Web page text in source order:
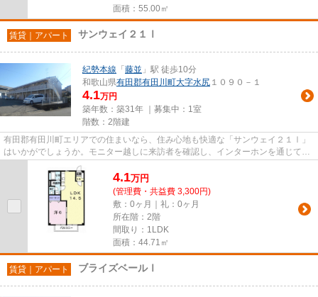
面積：55.00㎡
賃貸｜アパート サンウェイ２１Ⅰ
紀勢本線 「 藤並 」駅 徒歩10分
和歌山県有田郡有田川町大字水尻 １０９０－１
4.1万円
築年数：築31年 ｜募集中： 1室
階数：2階建
有田郡有田川町エリアでの住まいなら、住み心地も快適な「サンウェイ２１Ⅰ」
はいかがでしょうか。モニター越しに来訪者を確認し、インターホンを通じて室
内から会話することができます...
4.1万円
(管理費・共益費 3,300円)
敷：0ヶ月｜礼：0ヶ月
所在階：2階
間取り：1LDK
面積：44.71㎡
賃貸｜アパート ブライズベールⅠ